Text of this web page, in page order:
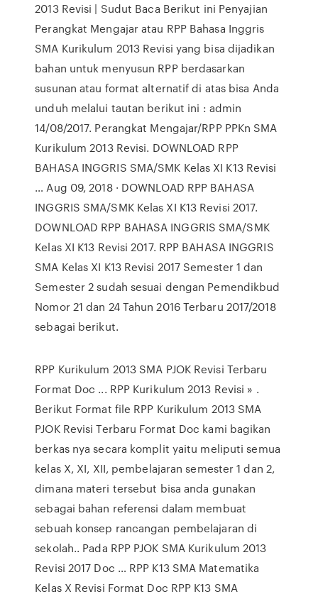
2013 Revisi | Sudut Baca Berikut ini Penyajian
Perangkat Mengajar atau RPP Bahasa Inggris
SMA Kurikulum 2013 Revisi yang bisa dijadikan
bahan untuk menyusun RPP berdasarkan
susunan atau format alternatif di atas bisa Anda
unduh melalui tautan berikut ini : admin
14/08/2017. Perangkat Mengajar/RPP PPKn SMA
Kurikulum 2013 Revisi. DOWNLOAD RPP
BAHASA INGGRIS SMA/SMK Kelas XI K13 Revisi
… Aug 09, 2018 · DOWNLOAD RPP BAHASA
INGGRIS SMA/SMK Kelas XI K13 Revisi 2017.
DOWNLOAD RPP BAHASA INGGRIS SMA/SMK
Kelas XI K13 Revisi 2017. RPP BAHASA INGGRIS
SMA Kelas XI K13 Revisi 2017 Semester 1 dan
Semester 2 sudah sesuai dengan Pemendikbud
Nomor 21 dan 24 Tahun 2016 Terbaru 2017/2018
sebagai berikut.
RPP Kurikulum 2013 SMA PJOK Revisi Terbaru
Format Doc ... RPP Kurikulum 2013 Revisi » .
Berikut Format file RPP Kurikulum 2013 SMA
PJOK Revisi Terbaru Format Doc kami bagikan
berkas nya secara komplit yaitu meliputi semua
kelas X, XI, XII, pembelajaran semester 1 dan 2,
dimana materi tersebut bisa anda gunakan
sebagai bahan referensi dalam membuat
sebuah konsep rancangan pembelajaran di
sekolah.. Pada RPP PJOK SMA Kurikulum 2013
Revisi 2017 Doc … RPP K13 SMA Matematika
Kelas X Revisi Format Doc RPP K13 SMA